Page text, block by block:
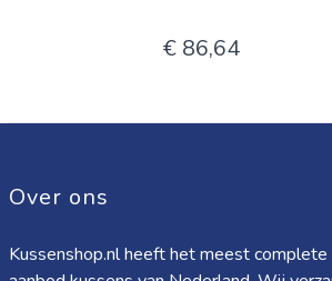
€ 86,64
Over ons
Kussenshop.nl heeft het meest